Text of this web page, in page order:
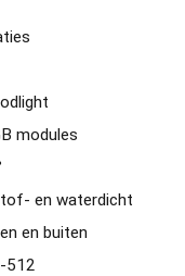
modules
en waterdicht
en buiten
512